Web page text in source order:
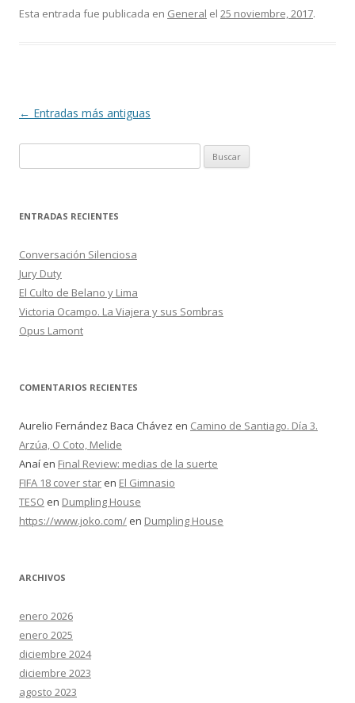
e
k
itt m
r
Esta entrada fue publicada en General el 25 noviembre, 2017.
Navegación
← Entradas más antiguas
u
c
r
:
ENTRADAS RECIENTES
Conversación Silenciosa
Jury Duty
El Culto de Belano y Lima
Victoria Ocampo. La Viajera y sus Sombras
Opus Lamont
COMENTARIOS RECIENTES
Aurelio Fernández Baca Chávez en Camino de Santiago. Día 3.
Arzúa, O Coto, Melide
Anaí en Final Review: medias de la suerte
FIFA 18 cover star en El Gimnasio
TESO en Dumpling House
https://www.joko.com/ en Dumpling House
ARCHIVOS
enero 2026
enero 2025
diciembre 2024
diciembre 2023
agosto 2023